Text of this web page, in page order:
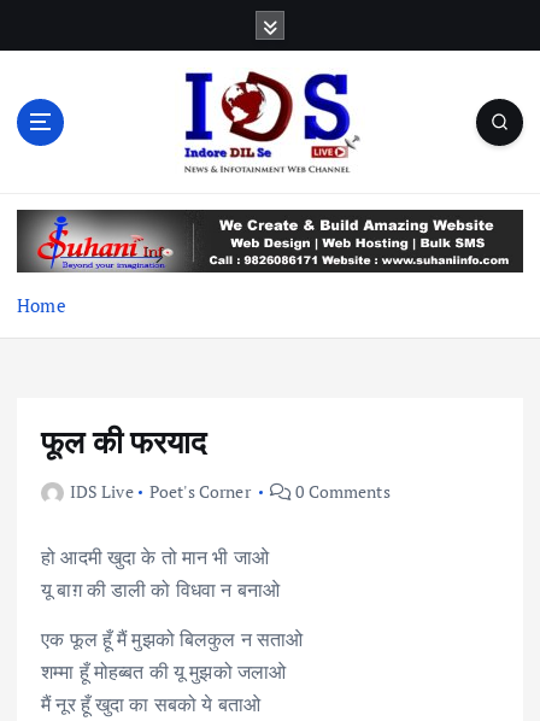
t
Home
फूल की फरयाद
IDS Live Poet's Corner 0 Comments
हो आदमी खुदा के तो मान भी जाओ
यू बाग़ की डाली को विधवा न बनाओ
एक फूल हूँ मैं मुझको बिलकुल न सताओ
शम्मा हूँ मोहब्बत की यू मुझको जलाओ
मैं नूर हूँ खुदा का सबको ये बताओ